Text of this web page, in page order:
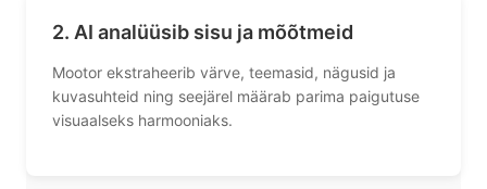
2. AI analüüsib sisu ja mõõtmeid
Mootor ekstraheerib värve, teemasid, nägusid ja
kuvasuhteid ning seejärel määrab parima paigutuse
visuaalseks harmooniaks.